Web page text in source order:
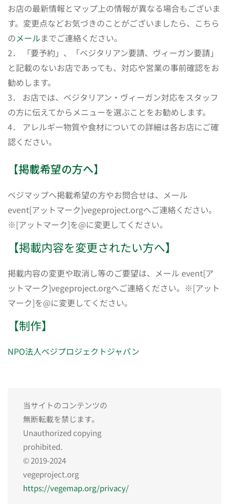
お店の最新情報とマップ上の情報が異なる場合もございま
す。変更点などお気づきのことがございましたら、こちら
のメールまでご連絡ください。
2． 「要予約」、「ベジタリアン要請、ヴィーガン要請」
と記載のないお店であっても、対応や営業の事前確認をお
勧めします。
3． お店では、ベジタリアン・ヴィーガン対応をスタッフ
の方に伝えてからメニューを選ぶことをお勧めします。
4． アレルギー物質や食材についての詳細は各お店にご確
認ください。
【掲載希望の方へ】
ベジマップへ掲載希望の方やお問合せは、メール
event[アットマーク]vegeproject.orgへご連絡ください。
※[アットマーク]を@に変更してください。
【掲載内容を変更されたい方へ】
掲載内容の変更や取消し等のご要望は、メール event[ア
ットマーク]vegeproject.orgへご連絡ください。※[アット
マーク]を@に変更してください。
【制作】
NPO法人ベジプロジェクトジャパン
当サイトのコンテンツの
無断転載を禁じます。
Unauthorized copying
prohibited.
© 2019-2024
vegeproject.org
https://vegemap.org/privacy/